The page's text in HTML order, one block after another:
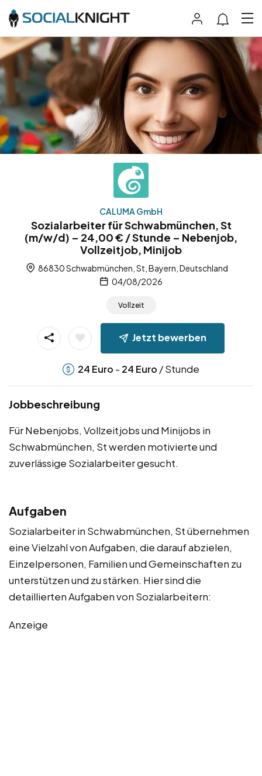
CALUMA GmbH
Sozialarbeiter für Schwabmünchen, St
(m/w/d) – 24,00 € / Stunde – Nebenjob,
Vollzeitjob, Minijob
86830 Schwabmünchen, St, Bayern, Deutschland
04/08/2026
Vollzeit
Jetzt bewerben
24 Euro - 24 Euro / Stunde
Jobbeschreibung
Für Nebenjobs, Vollzeitjobs und Minijobs in
Schwabmünchen, St werden motivierte und
zuverlässige Sozialarbeiter gesucht.
Aufgaben
Sozialarbeiter in Schwabmünchen, St übernehmen
eine Vielzahl von Aufgaben, die darauf abzielen,
Einzelpersonen, Familien und Gemeinschaften zu
unterstützen und zu stärken. Hier sind die
detaillierten Aufgaben von Sozialarbeitern:
Anzeige